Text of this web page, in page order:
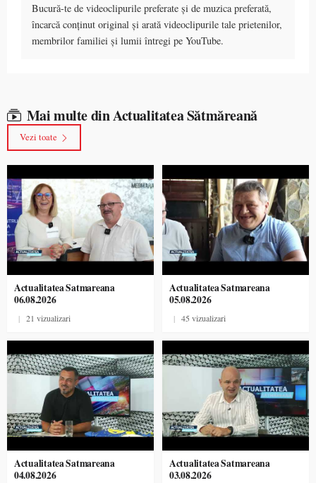
Bucură-te de videoclipurile preferate și de muzica preferată,
încarcă conținut original și arată videoclipurile tale prietenilor,
membrilor familiei și lumii întregi pe YouTube.
Mai multe din Actualitatea Sătmăreană
Vezi toate
Actualitatea Satmareana
06.08.2026
| 21 vizualizari
Actualitatea Satmareana
05.08.2026
| 45 vizualizari
Actualitatea Satmareana
04.08.2026
Actualitatea Satmareana
03.08.2026